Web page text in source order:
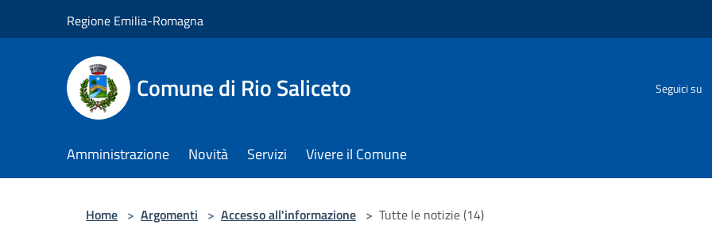
Regione Emilia-Romagna
Comune di Rio Saliceto Seguici su
Amministrazione Novità Servizi Vivere il Comune
Home > Argomenti > Accesso all'informazione > Tutte le notizie (14)